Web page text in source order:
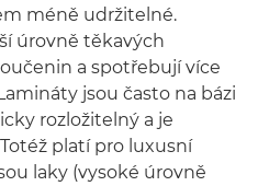
méně udržitelné.
úrovně těkavých
a spotřebují více
jsou často na bázi
rozložitelný a je
platí pro luxusní
laky (vysoké úrovně